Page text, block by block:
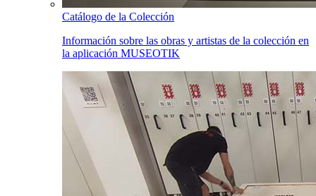
Catálogo de la Colección
Información sobre las obras y artistas de la colección en
la aplicación MUSEOTIK